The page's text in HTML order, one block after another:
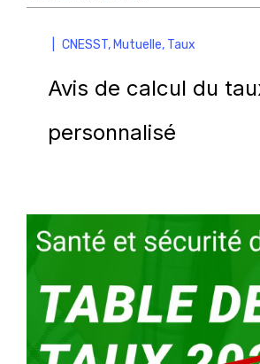
CNESST, Mutuelle, Taux
Avis de calcul du
personnalisé